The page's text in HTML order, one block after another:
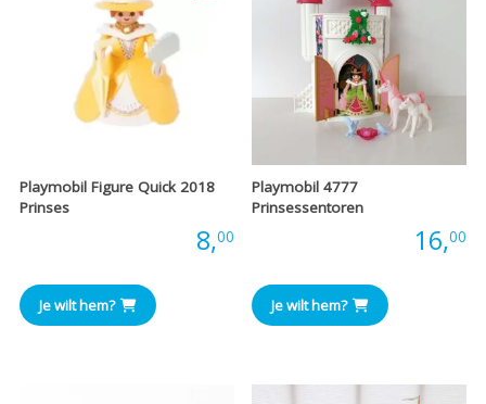
Playmobil Figure Quick 2018
Prinses
8,00
Je wilt hem?
Playmobil 4777
Prinsessentoren
16,00
Je wilt hem?